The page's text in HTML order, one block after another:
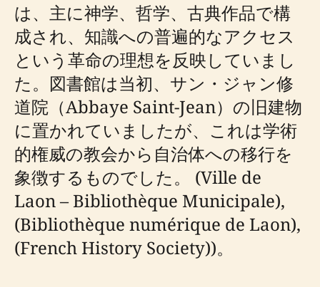
は、主に神学、哲学、古典作品で構
成され、知識への普遍的なアクセス
という革命の理想を反映していまし
た。図書館は当初、サン・ジャン修
道院（Abbaye Saint-Jean）の旧建物
に置かれていましたが、これは学術
的権威の教会から自治体への移行を
象徴するものでした。 (Ville de
Laon – Bibliothèque Municipale),
(Bibliothèque numérique de Laon),
(French History Society))。